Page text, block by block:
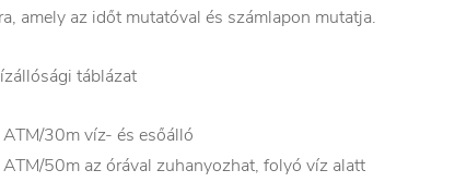
amely az időt mutatóval és számlapon mutatja.
táblázat
30m víz- és esőálló
50m az órával zuhanyozhat, folyó víz alatt